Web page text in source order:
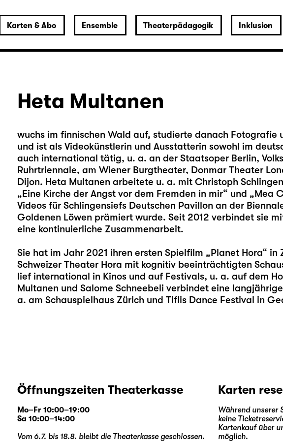
Karten & Abo Ensemble Theaterpädagogik Inklusion
Heta Multanen
wuchs im finnischen Wald auf, studierte danach Fotografie
und ist als Videokünstlerin und Ausstatterin sowohl im
auch international tätig, u. a. an der Staatsoper Berlin,
Ruhrtriennale, am Wiener Burgtheater, Donmar Theater
Dijon. Heta Multanen arbeitete u. a. mit Christoph
„Eine Kirche der Angst vor dem Fremden in mir“ und „Mea
Videos für Schlingensiefs Deutschen Pavillon an der
Goldenen Löwen prämiert wurde. Seit 2012 verbindet sie
eine kontinuierliche Zusammenarbeit.
Sie hat im Jahr 2021 ihren ersten Spielfilm „Planet Hora“
Schweizer Theater Hora mit kognitiv beeinträchtigten
lief international in Kinos und auf Festivals, u. a. auf dem
Multanen und Salome Schneebeli verbindet eine
a. am Schauspielhaus Zürich und Tiflis Dance Festival in
Öffnungszeiten Theaterkasse
Mo–Fr 10:00–19:00
Sa 10:00–14:00
Vom 6.7. bis 18.8. bleibt die Theaterkasse geschlossen.
Karten
Während unserer
keine
Kartenkauf über
möglich.